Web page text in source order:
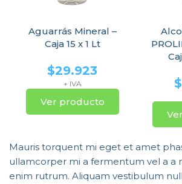
Aguarrás Mineral –
Caja 15 x 1 Lt
$29.923
+ IVA
Ver producto
$
Mauris torquent mi eget et amet
ullamcorper mi a fermentum vel a a
enim rutrum. Aliquam vestibulum